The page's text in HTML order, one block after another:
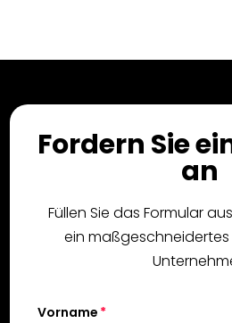
Fordern Sie
an
Füllen Sie das Formular
ein
Vorname